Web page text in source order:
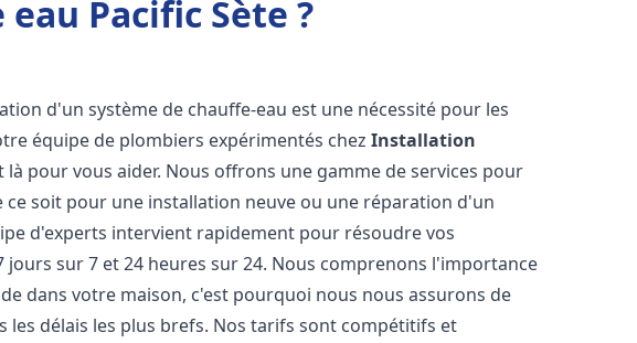
Pacific Sète ?
d'un système de chauffe-eau est une nécessité pour les
équipe de plombiers expérimentés chezInstallation
là pour vous aider. Nous offrons une gamme de services pour
ce soit pour une installation neuve ou une réparation d'un
d'experts intervient rapidement pour résoudre vos
jours sur 7 et 24 heures sur 24. Nous comprenons l'importance
dans votre maison, c'est pourquoi nous nous assurons de
les délais les plus brefs. Nos tarifs sont compétitifs et